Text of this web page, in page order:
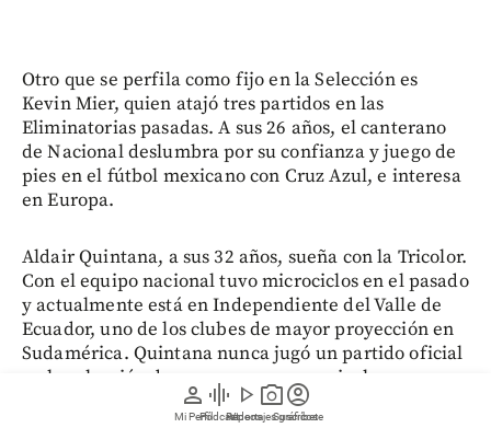
person
Mi Perfil
graphic_eq
Pódcast
play_arrow
Videos
photo_camera
Reportajes gráficos
account_circle
Suscríbete
Otro que se perfila como fijo en la Selección es
Kevin Mier, quien atajó tres partidos en las
Eliminatorias pasadas. A sus 26 años, el canterano
de Nacional deslumbra por su confianza y juego de
pies en el fútbol mexicano con Cruz Azul, e interesa
en Europa.
Aldair Quintana, a sus 32 años, sueña con la Tricolor.
Con el equipo nacional tuvo microciclos en el pasado
y actualmente está en Independiente del Valle de
Ecuador, uno de los clubes de mayor proyección en
Sudamérica. Quintana nunca jugó un partido oficial
en la selección de mayores, pero su nivel es
incuestionable ante una posible convocatoria.